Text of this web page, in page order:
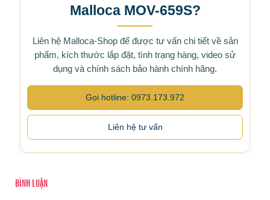
Malloca MOV-659S?
Liên hệ Malloca-Shop để được tư vấn chi tiết về sản
phẩm, kích thước lắp đặt, tình trạng hàng, video sử
dụng và chính sách bảo hành chính hãng.
Gọi hotline: 0973.173.972
Liên hệ tư vấn
BÌNH LUẬN